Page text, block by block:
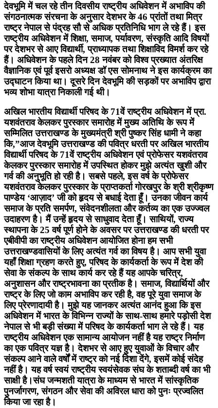
देवभूमि में चल रहे तीन दिवसीय राष्ट्रीय अधिवेशन में अभाविप की
संगठनात्मक संरचना के अनुसार देशभर के 46 प्रांतों तथा मित्र
राष्ट्र नेपाल से पंद्रह सौ से अधिक प्रतिनिधि भाग ले रहे हैं। इस
राष्ट्रीय अधिवेशन में शिक्षा, समाज, पर्यावरण, संस्कृति आदि विषयों
पर देशभर से आए विद्यार्थी, प्राध्यापक तथा शिक्षाविद विमर्श कर रहे
हैं। अधिवेशन के पहले दिन 28 नवंबर को विश्व प्रख्यात अंतरिक्ष
वैज्ञानिक एवं पूर्व इसरो अध्यक्ष डॉ एस सोमनाथ ने इस कार्यक्रम का
उद्घाटन किया था। दूसरे दिन देवभूमि की सड़कों पर अभाविप द्वारा
भव्य शोभा यात्रा निकाली गई थी।
अखिल भारतीय विद्यार्थी परिषद के 71वें राष्ट्रीय अधिवेशन में प्रा.
यशवंतराव केलकर पुरस्कार समारोह में मुख्य अतिथि के रूप में
सम्मिलित उत्तराखण्ड के मुख्यमंत्री श्री पुष्कर सिंह धामी ने कहा
कि,”आज देवभूमि उत्तराखण्ड की पवित्र धरती पर अखिल भारतीय
विद्यार्थी परिषद के 71वें राष्ट्रीय अधिवेशन एवं प्रोफेसर यशवंतराव
केलकर पुरस्कार समारोह में उपस्थित होकर मुझे अत्यंत खुशी और
गर्व की अनुभूति हो रही है। सबसे पहले, इस वर्ष के प्रोफेसर
यशवंतराव केलकर पुरस्कार के प्राप्तकर्ता गोरखपुर के श्री श्रीकृष्ण
पाण्डेय ‘आज़ाद’ जी को हृदय से बधाई देता हूँ। उनका जीवन कार्य
समाज के प्रति समर्पण, संवेदनशीलता और कर्तव्य का एक उज्ज्वल
उदाहरण है। मैं उन्हें हृदय से साधुवाद देता हूँ। साथियों, राज्य
स्थापना के 25 वर्ष पूर्ण होने के अवसर पर उत्तराखण्ड की धरती पर
एबीवीपी का राष्ट्रीय अधिवेशन आयोजित होना हम सभी
उत्तराखण्डवासियों के लिए अत्यंत गर्व का विषय है। आप सभी युवा
यहाँ शिक्षा ग्रहण करते हुए, परिषद के कार्यकर्ता के रूप में देश की
सेवा के संकल्प के साथ कार्य कर रहे हैं यह आपके चरित्र,
अनुशासन और राष्ट्रभावना का प्रतीक है। समाज, विद्यार्थियों और
राष्ट्र के लिए जो काम अभाविप कर रही है, वह पूरे युवा समाज के
लिए प्रेरणादायी है। मुझे यह जानकर अत्यंत आनंद हुआ कि इस
अधिवेशन में भारत के विभिन्न राज्यों के साथ-साथ हमारे पड़ोसी देश
नेपाल से भी बड़ी संख्या में परिषद के कार्यकर्ता भाग ले रहे हैं। यह
राष्ट्रीय अधिवेशन एक सामान्य आयोजन नहीं है यह राष्ट्र निर्माण
का एक पवित्र यज्ञ है। देशभर से आए हुए युवाओं के विचार और
संकल्प आने वाले वर्षों में राष्ट्र को नई दिशा देंगे, इसमें कोई संदेह
नहीं है। यह वर्ष स्वयं राष्ट्रीय स्वयंसेवक संघ के शताब्दी वर्ष का भी
साक्षी है।संघ जन्मशती यात्रा के माध्यम से भारत में सांस्कृतिक
पुनर्जागरण, संगठन और सेवा की अविरल धारा को पुनः प्रज्वलित
किया जा रहा है।